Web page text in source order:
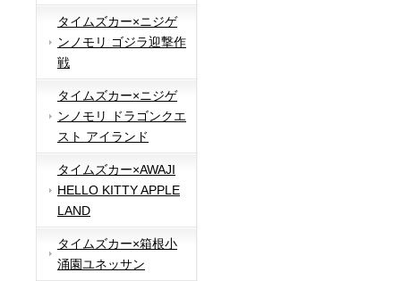
タイムズカー×ニジゲ
ンノモリ ゴジラ迎撃作
戦
タイムズカー×ニジゲ
ンノモリ ドラゴンクエ
スト アイランド
タイムズカー×AWAJI
HELLO KITTY APPLE
LAND
タイムズカー×箱根小
涌園ユネッサン